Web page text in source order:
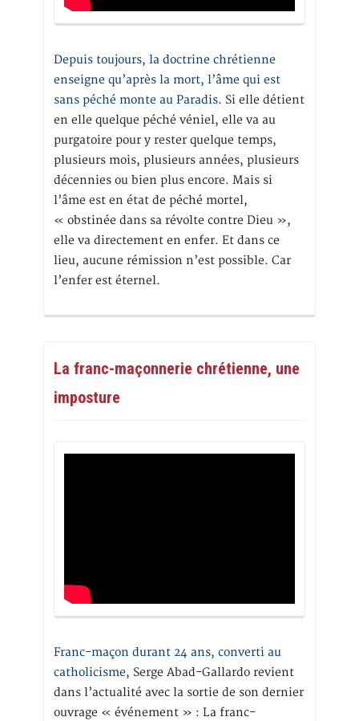
Depuis toujours, la doctrine chrétienne
enseigne qu’après la mort, l’âme qui est
sans péché monte au Paradis. Si elle détient
en elle quelque péché véniel, elle va au
purgatoire pour y rester quelque temps,
plusieurs mois, plusieurs années, plusieurs
décennies ou bien plus encore. Mais si
l’âme est en état de péché mortel,
« obstinée dans sa révolte contre Dieu »,
elle va directement en enfer. Et dans ce
lieu, aucune rémission n’est possible. Car
l’enfer est éternel.
La franc-maçonnerie chrétienne, une
imposture
Franc-maçon durant 24 ans, converti au
catholicisme, Serge Abad-Gallardo revient
dans l’actualité avec la sortie de son dernier
ouvrage « événement » : La franc-